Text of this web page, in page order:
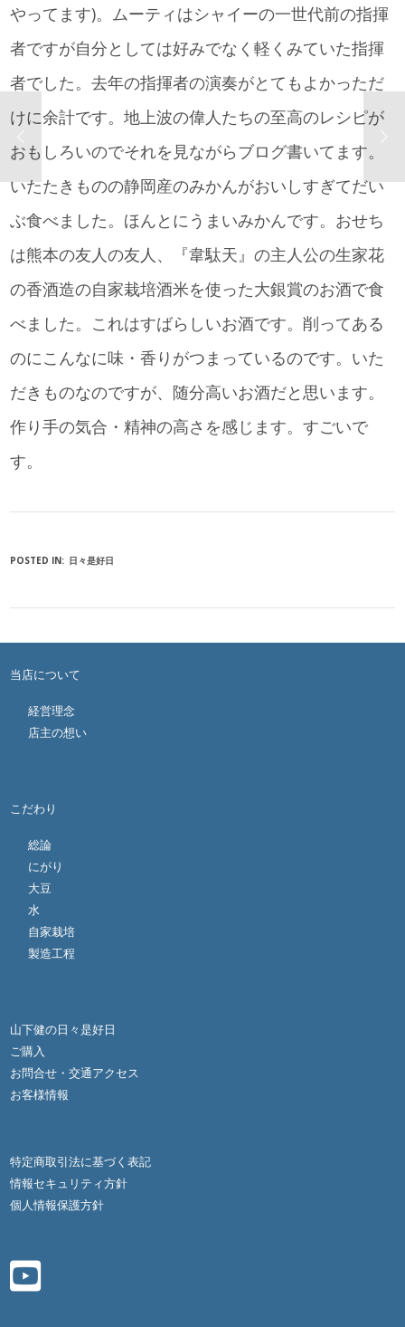
やってます)。ムーティはシャイーの一世代前の指揮
者ですが自分としては好みでなく軽くみていた指揮
者でした。去年の指揮者の演奏がとてもよかっただ
けに余計です。地上波の偉人たちの至高のレシピが
おもしろいのでそれを見ながらブログ書いてます。
いたたきものの静岡産のみかんがおいしすぎてだい
ぶ食べました。ほんとにうまいみかんです。おせち
は熊本の友人の友人、『韋駄天』の主人公の生家花
の香酒造の自家栽培酒米を使った大銀賞のお酒で食
べました。これはすばらしいお酒です。削ってある
のにこんなに味・香りがつまっているのです。いた
だきものなのですが、随分高いお酒だと思います。
作り手の気合・精神の高さを感じます。すごいで
す。
POSTED IN: 日々是好日
当店について
経営理念
店主の想い
こだわり
総論
にがり
大豆
水
自家栽培
製造工程
山下健の日々是好日
ご購入
お問合せ・交通アクセス
お客様情報
特定商取引法に基づく表記
情報セキュリティ方針
個人情報保護方針